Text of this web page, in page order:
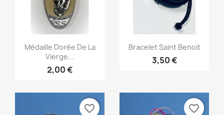
Aperçu rapide
Médaille Dorée De La
Vierge...
2,00 €
Aperçu rapide
Bracelet Saint Benoit
3,50 €
favorite_border favorite_border